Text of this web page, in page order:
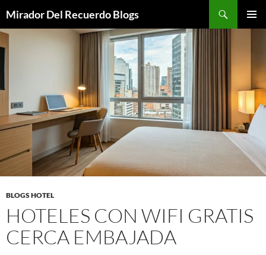
contenido
Mirador Del Recuerdo Blogs
BLOGS HOTEL
HOTELES CON WIFI GRATIS
CERCA EMBAJADA